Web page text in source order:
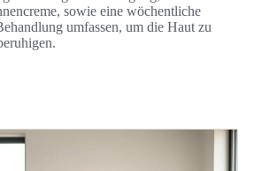
sowie eine wöchentliche
umfassen, um die Haut zu